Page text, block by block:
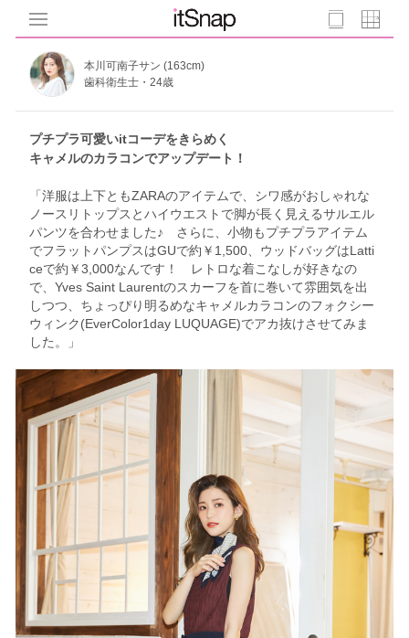
本川可南子サン (163cm)
歯科衛生士・24歳
プチプラ可愛いitコーデをきらめく
キャメルのカラコンでアップデート！
「洋服は上下ともZARAのアイテムで、シワ感がおしゃれな
ノースリトップスとハイウエストで脚が長く見えるサルエル
パンツを合わせました♪ さらに、小物もプチプラアイテム
でフラットパンプスはGUで約￥1,500、ウッドバッグはLatti
ceで約￥3,000なんです！ レトロな着こなしが好きなの
で、Yves Saint Laurentのスカーフを首に巻いて雰囲気を出
しつつ、ちょっぴり明るめなキャメルカラコンのフォクシー
ウィンク(EverColor1day LUQUAGE)でアカ抜けさせてみま
した。」